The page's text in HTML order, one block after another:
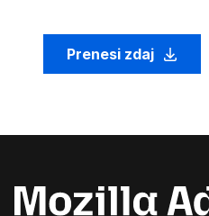
Prenesi zdaj